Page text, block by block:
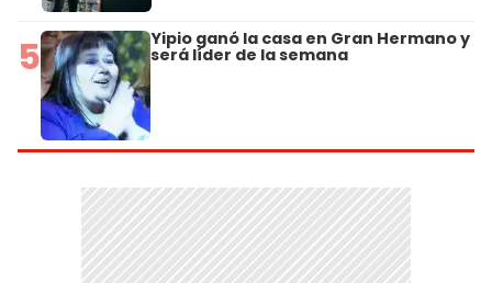
5 Yipio ganó la casa en Gran Hermano y
será líder de la semana